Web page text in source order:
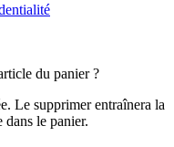
du panier ?
Le supprimer entraînera la
dans le panier.